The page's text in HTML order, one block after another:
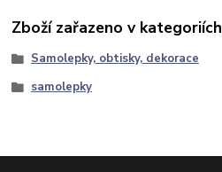
Zboží zařazeno v kategoriích
Samolepky, obtisky, dekorace
samolepky